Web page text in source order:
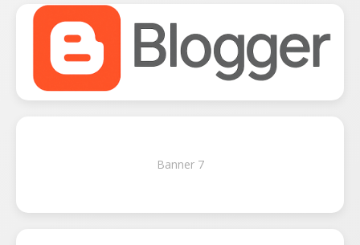
Banner 7